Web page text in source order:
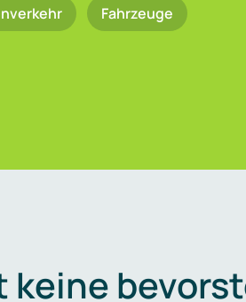
Fahrzeuge
keine